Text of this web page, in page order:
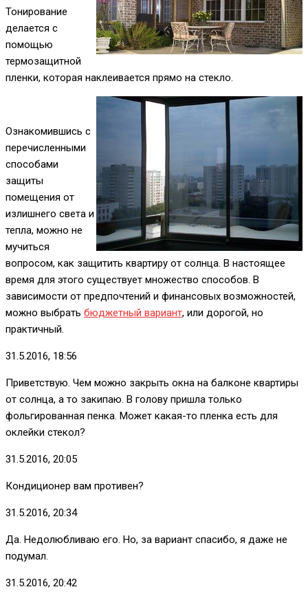
Тонирование
делается с
помощью
термозащитной
пленки, которая наклеивается прямо на стекло.
Ознакомившись с
перечисленными
способами
защиты
помещения от
излишнего света и
тепла, можно не
мучиться
вопросом, как защитить квартиру от солнца. В настоящее
время для этого существует множество способов. В
зависимости от предпочтений и финансовых возможностей,
можно выбрать бюджетный вариант, или дорогой, но
практичный.
31.5.2016, 18:56
Приветствую. Чем можно закрыть окна на балконе квартиры
от солнца, а то закипаю. В голову пришла только
фольгированная пенка. Может какая-то пленка есть для
оклейки стекол?
31.5.2016, 20:05
Кондиционер вам противен?
31.5.2016, 20:34
Да. Недолюбливаю его. Но, за вариант спасибо, я даже не
подумал.
31.5.2016, 20:42